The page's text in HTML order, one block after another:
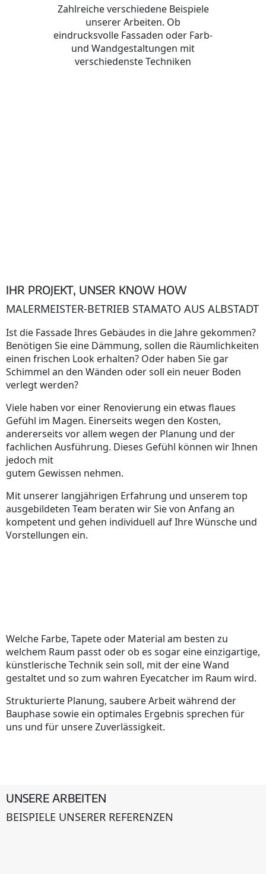
Zahlreiche verschiedene Beispiele
unserer Arbeiten. Ob
eindrucksvolle Fassaden oder Farb-
und Wandgestaltungen mit
verschiedenste Techniken
IHR PROJEKT, UNSER KNOW HOW
MALERMEISTER-BETRIEB STAMATO AUS ALBSTADT
Ist die Fassade Ihres Gebäudes in die Jahre gekommen?
Benötigen Sie eine Dämmung, sollen die Räumlichkeiten
einen frischen Look erhalten? Oder haben Sie gar
Schimmel an den Wänden oder soll ein neuer Boden
verlegt werden?
Viele haben vor einer Renovierung ein etwas flaues
Gefühl im Magen. Einerseits wegen den Kosten,
andererseits vor allem wegen der Planung und der
fachlichen Ausführung. Dieses Gefühl können wir Ihnen
jedoch mit
gutem Gewissen nehmen.
Mit unserer langjährigen Erfahrung und unserem top
ausgebildeten Team beraten wir Sie von Anfang an
kompetent und gehen individuell auf Ihre Wünsche und
Vorstellungen ein.
Welche Farbe, Tapete oder Material am besten zu
welchem Raum passt oder ob es sogar eine einzigartige,
künstlerische Technik sein soll, mit der eine Wand
gestaltet und so zum wahren Eyecatcher im Raum wird.
Strukturierte Planung, saubere Arbeit während der
Bauphase sowie ein optimales Ergebnis sprechen für
uns und für unsere Zuverlässigkeit.
UNSERE ARBEITEN
BEISPIELE UNSERER REFERENZEN